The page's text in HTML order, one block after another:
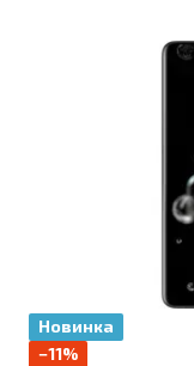
Новинка
−11%